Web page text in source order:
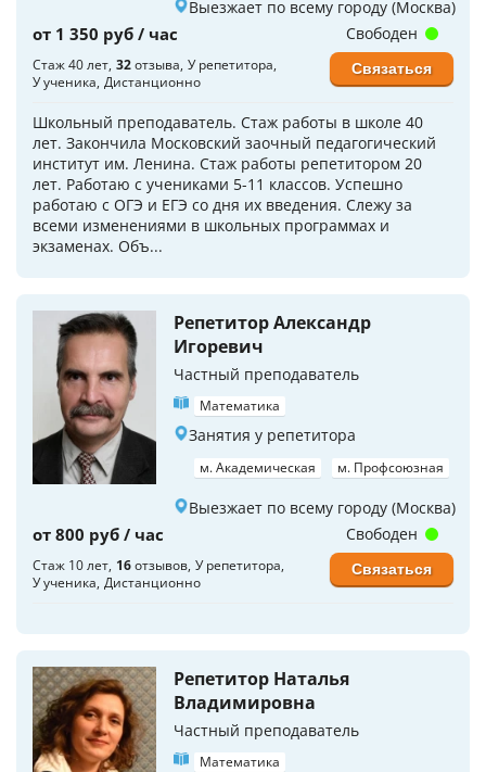
Выезжает по всему городу (Москва)
от 1 350 руб / час
Стаж 40 лет 32отзыва У репетитора
У ученика Дистанционно
Школьный преподаватель. Стаж работы в школе 40
лет. Закончила Московский заочный педагогический
институт им. Ленина. Стаж работы репетитором 20
лет. Работаю с учениками 5-11 классов. Успешно
работаю с ОГЭ и ЕГЭ со дня их введения. Слежу за
всеми изменениями в школьных программах и
экзаменах. Объ...
Свободен
Связаться
Репетитор Александр
Игоревич
Частный преподаватель
Математика
Занятия у репетитора
м. Академическая м. Профсоюзная
Выезжает по всему городу (Москва)
от 800 руб / час
Стаж 10 лет 16отзывов У репетитора
У ученика Дистанционно
Свободен
Связаться
Репетитор Наталья
Владимировна
Частный преподаватель
Математика